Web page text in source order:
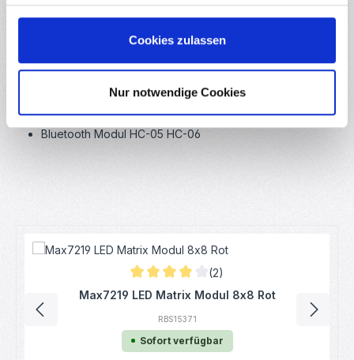
Cookies zulassen
Nur notwendige Cookies
Optionale Teile für den Otto+ bzw. Otto Plus DIY-Roboter:
Touch-Sensor
LED-Matrix
Bluetooth Modul HC-05 HC-06
Produktgalerie überspringen
Durchschnittliche Bewertung von 4 von 5
(2)
Max7219 LED Matrix Modul 8x8 Rot
RBS15371
Sofort verfügbar